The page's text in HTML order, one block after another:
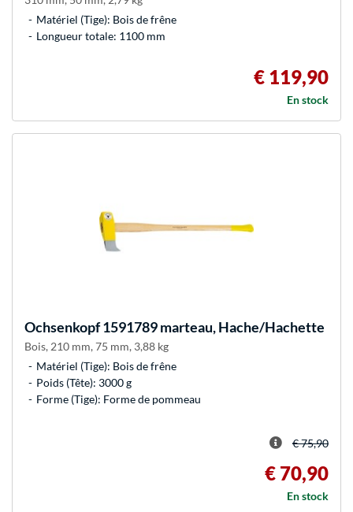
Matériel (Tige): Bois de frêne
Longueur totale: 1100 mm
€ 119,90
En stock
Ochsenkopf1591789 marteau, Hache/Hachette
Bois, 210 mm, 75 mm, 3,88 kg
Matériel (Tige): Bois de frêne
Poids (Tête): 3000 g
Forme (Tige): Forme de pommeau
€ 75,90
€ 70,90
En stock